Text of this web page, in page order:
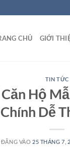
CHỦ GIỚI
TIN TỨC
Hộ
Dễ
ĐĂNG VÀO 25 THÁNG 7,